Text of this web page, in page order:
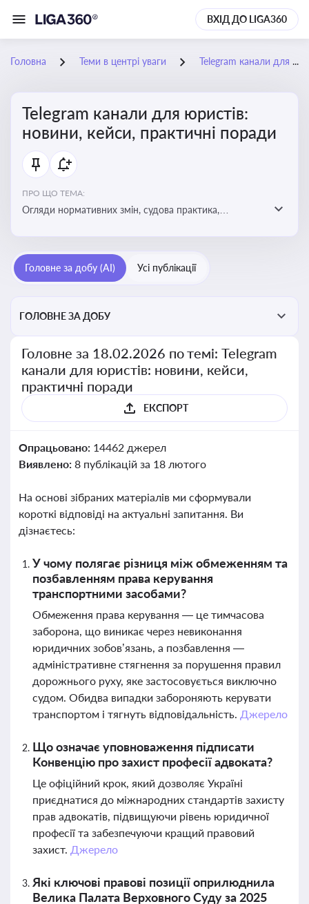
ВХІД ДО LIGA360
Головна Теми в центрі уваги Telegram канали для юристів: новини, кейси, практичні поради
Telegram канали для юристів:
новини, кейси, практичні поради
ПРО ЩО ТЕМА:
Огляди нормативних змін, судова практика,
каналах
Головне за добу (AI) Усі публікації
ГОЛОВНЕ ЗА ДОБУ
Головне за 18.02.2026 по темі: Telegram
канали для юристів: новини, кейси,
практичні поради
ЕКСПОРТ
Опрацьовано: 14462 джерел
Виявлено: 8 публікацій за 18 лютого
На основі зібраних матеріалів ми сформували
короткі відповіді на актуальні запитання. Ви
дізнаєтесь:
У чому полягає різниця між обмеженням та
позбавленням права керування
транспортними засобами?
Обмеження права керування — це тимчасова
заборона, що виникає через невиконання
юридичних зобов’язань, а позбавлення —
адміністративне стягнення за порушення правил
дорожнього руху, яке застосовується виключно
судом. Обидва випадки забороняють керувати
транспортом і тягнуть відповідальність. Джерело
Що означає уповноваження підписати
Конвенцію про захист професії адвоката?
Це офіційний крок, який дозволяє Україні
приєднатися до міжнародних стандартів захисту
прав адвокатів, підвищуючи рівень юридичної
професії та забезпечуючи кращий правовий
захист. Джерело
Які ключові правові позиції оприлюднила
Велика Палата Верховного Суду за 2025